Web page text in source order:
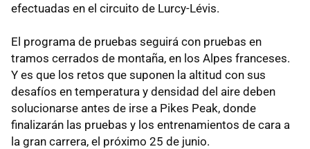
efectuadas en el circuito de Lurcy-Lévis.
El programa de pruebas seguirá con pruebas en
tramos cerrados de montaña, en los Alpes franceses.
Y es que los retos que suponen la altitud con sus
desafíos en temperatura y densidad del aire deben
solucionarse antes de irse a Pikes Peak, donde
finalizarán las pruebas y los entrenamientos de cara a
la gran carrera, el próximo 25 de junio.